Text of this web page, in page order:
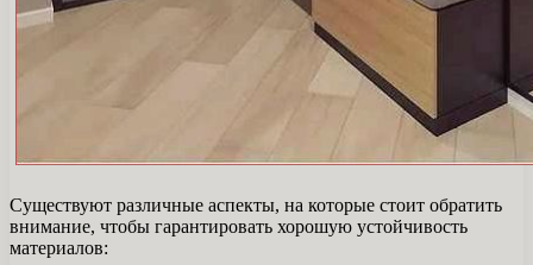
Существуют различные аспекты, на которые стоит обратить
внимание, чтобы гарантировать хорошую устойчивость
материалов: